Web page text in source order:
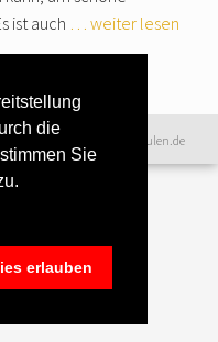
die
Sie
erlauben
ist auch
… weiter lesen
www.excellence-kochschulen.de